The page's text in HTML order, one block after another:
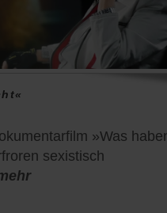
»Was
sexistisch